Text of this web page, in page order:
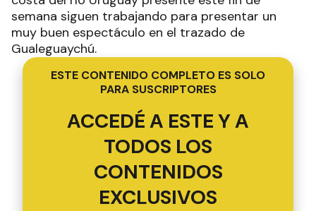
semana siguen trabajando para presentar un
muy buen espectáculo en el trazado de
Gualeguaychú.
ESTE CONTENIDO COMPLETO ES SOLO
PARA SUSCRIPTORES
ACCEDÉ A ESTE Y A
TODOS LOS
CONTENIDOS
EXCLUSIVOS